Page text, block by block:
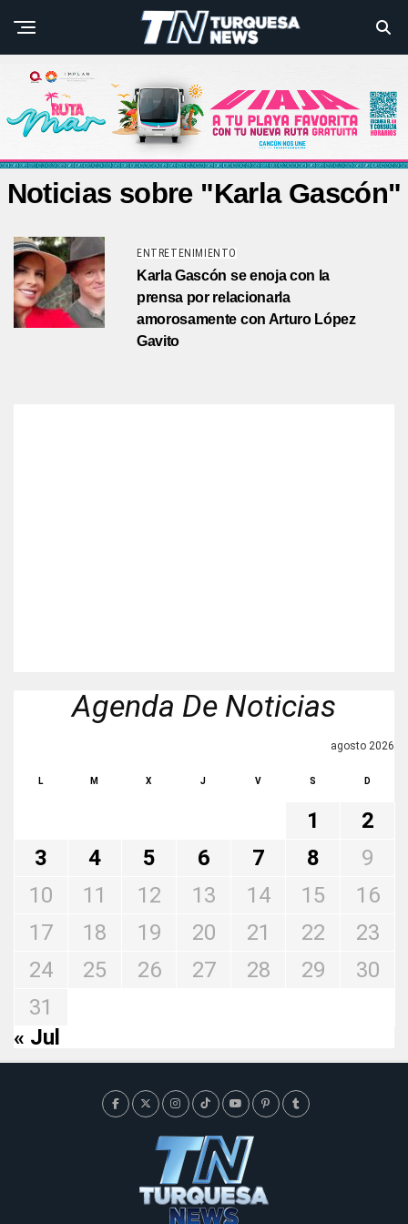
Noticias sobre "Karla Gascón"
ENTRETENIMIENTO
Karla Gascón se enoja con la
prensa por relacionarla
amorosamente con Arturo López
Gavito
Agenda De Noticias
agosto 2026
L M X J V S D
1
2
3
4 5 6 7 8
9
10
11 12 13 14 15
16
17
18 19 20 21 22
23
24
25 26 27 28 29
30
31
« Jul